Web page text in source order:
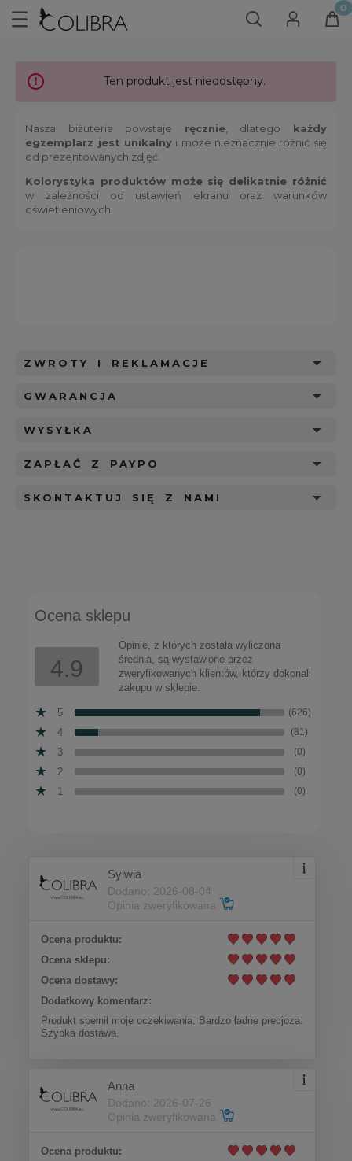
Ten produkt jest niedostępny.
Nasza biżuteria powstaje ręcznie, dlatego każdy
egzemplarz jest unikalnyi może nieznacznie różnić się
od prezentowanych zdjęć.
Kolorystyka produktów może się delikatnie różnić
w zależności od ustawień ekranu oraz warunków
oświetleniowych.
ZWROTY I REKLAMACJE
GWARANCJA
WYSYŁKA
ZAPŁAĆ Z PAYPO
SKONTAKTUJ SIĘ Z NAMI
Ocena sklepu
4.9
Opinie, z których została wyliczona
średnia, są wystawione przez
zweryfikowanych klientów, którzy dokonali
zakupu w sklepie.
5 (626)
4 (81)
3 (0)
2 (0)
1 (0)
Sylwia
Dodano: 2026-08-04
Opinia zweryfikowana
Ocena produktu:
Ocena sklepu:
Ocena dostawy:
Dodatkowy komentarz:
Produkt spełnił moje oczekiwania. Bardzo ładne precjoza.
Szybka dostawa.
Anna
Dodano: 2026-07-26
Opinia zweryfikowana
Ocena produktu: